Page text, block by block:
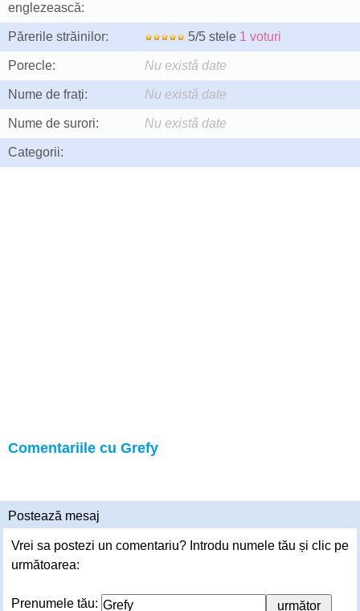
englezească:
Părerile străinilor: 5/5 stele 1 voturi
Porecle: Nu există date
Nume de frați: Nu există date
Nume de surori: Nu există date
Categorii:
Comentariile cu Grefy
Postează mesaj
Vrei sa postezi un comentariu? Introdu numele tău și clic pe
următoarea:
Prenumele tău: